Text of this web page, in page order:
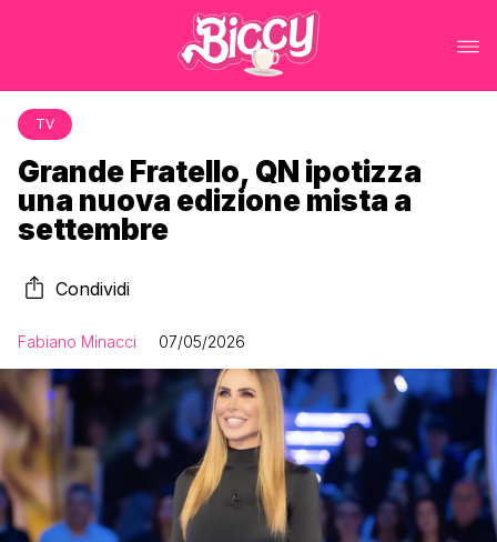
TV
Grande Fratello, QN ipotizza
una nuova edizione mista a
settembre
Condividi
Fabiano Minacci 07/05/2026